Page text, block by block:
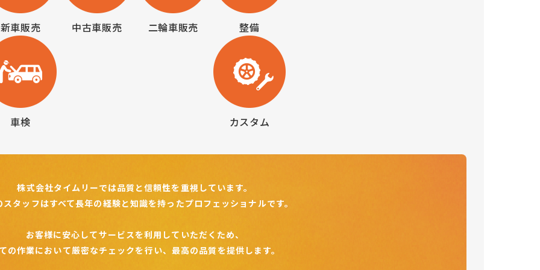
新車販売 中古車販売 二輪車販売 整備
車検 カスタム
株式会社タイムリーでは品質と信頼性を重視しています。
スタッフはすべて長年の経験と知識を持ったプロフェッショナルです。
お客様に安心してサービスを利用していただくため、
の作業において厳密なチェックを行い、 最高の品質を提供します。